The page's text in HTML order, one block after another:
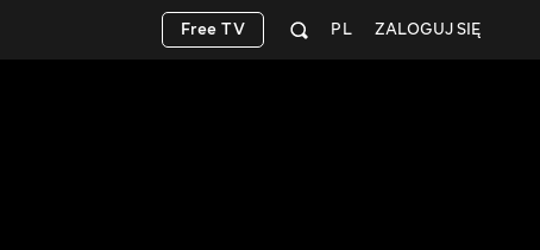
ZALOGUJ SIĘ
PL
Free TV